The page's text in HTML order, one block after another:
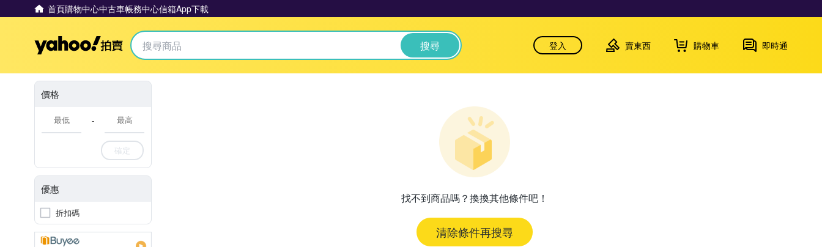
首頁購物中心中古車帳務中心信箱App下載
Yahoo拍賣 搜尋 登入 賣東西 購物車 即時通
價格
-
確定
優惠
折扣碼
找不到商品嗎？換換其他條件吧！
清除條件再搜尋